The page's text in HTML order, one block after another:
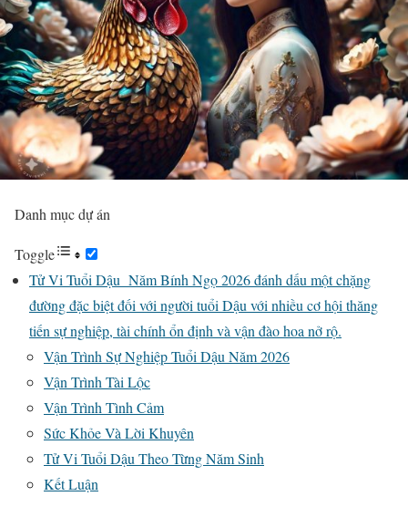
Danh mục dự án
Toggle
Tử Vi Tuổi Dậu Năm Bính Ngọ 2026 đánh dấu một chặng
đường đặc biệt đối với người tuổi Dậu với nhiều cơ hội thăng
tiến sự nghiệp, tài chính ổn định và vận đào hoa nở rộ.
Vận Trình Sự Nghiệp Tuổi Dậu Năm 2026
Vận Trình Tài Lộc
Vận Trình Tình Cảm
Sức Khỏe Và Lời Khuyên
Tử Vi Tuổi Dậu Theo Từng Năm Sinh
Kết Luận